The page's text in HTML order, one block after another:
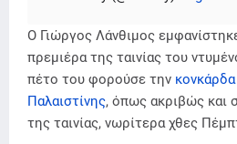
Ο Γιώργος Λάνθιμος
πρεμιέρα της ταινίας του
πέτο του φορούσε την
Παλαιστίνης, όπως ακριβώς και
της ταινίας, νωρίτερα χθες